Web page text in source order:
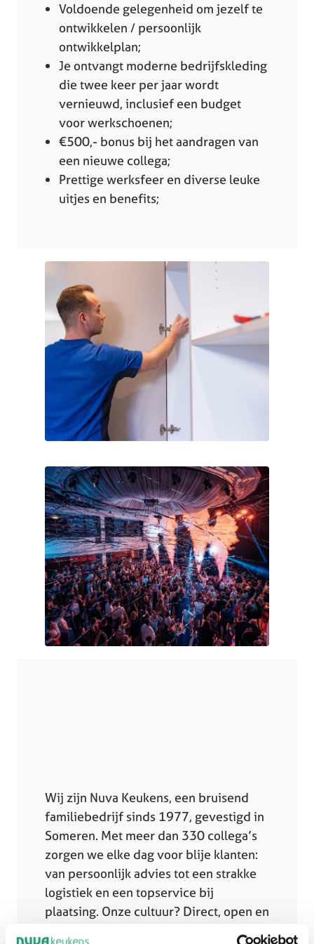
Voldoende gelegenheid om jezelf te
ontwikkelen / persoonlijk
ontwikkelplan;
Je ontvangt moderne bedrijfskleding
die twee keer per jaar wordt
vernieuwd, inclusief een budget
voor werkschoenen;
€500,- bonus bij het aandragen van
een nieuwe collega;
Prettige werksfeer en diverse leuke
uitjes en benefits;
Wij zijn Nuva Keukens, een bruisend
familiebedrijf sinds 1977, gevestigd in
Someren. Met meer dan 330 collega’s
zorgen we elke dag voor blije klanten:
van persoonlijk advies tot een strakke
logistiek en een topservice bij
plaatsing. Onze cultuur? Direct, open en